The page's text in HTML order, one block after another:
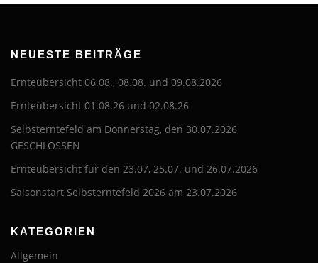
NEUESTE BEITRÄGE
Ernteübersicht 06.08., 08.08. und 09.08.2026
Ernteübersicht 01.08.26 und 02.08.26
Selbsterntefeld am Donnerstag, den 30.07.2026
GESCHLOSSEN
Ernteübersicht für den 23.07, 25.07. und 26.07.2026
Saisonstart Selbsterntefeld 2026 am 23.07.2026
KATEGORIEN
Allgemein